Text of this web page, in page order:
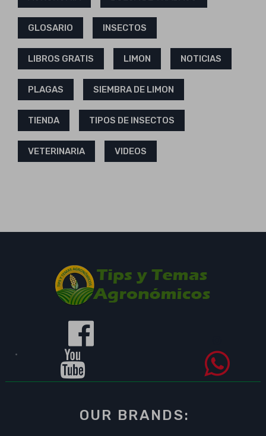
GLOSARIO INSECTOS
LIBROS GRATIS LIMON NOTICIAS
PLAGAS SIEMBRA DE LIMON
TIENDA TIPOS DE INSECTOS
VETERINARIA VIDEOS
OUR BRANDS: